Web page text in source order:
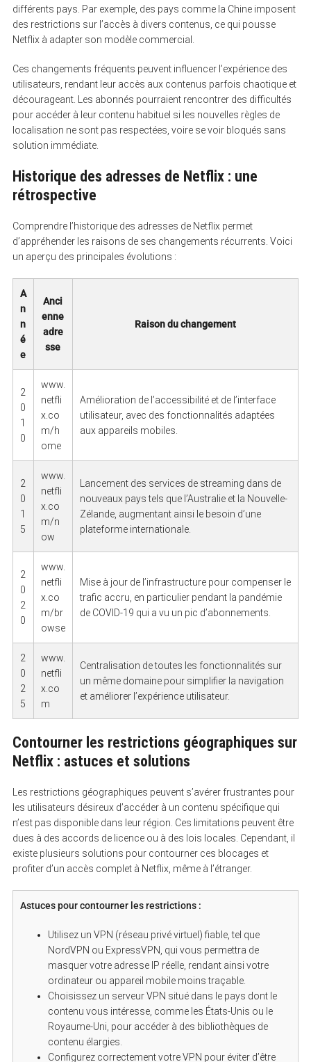
différents pays. Par exemple, des pays comme la Chine imposent
des restrictions sur l’accès à divers contenus, ce qui pousse
Netflix à adapter son modèle commercial.
Ces changements fréquents peuvent influencer l’expérience des
utilisateurs, rendant leur accès aux contenus parfois chaotique et
décourageant. Les abonnés pourraient rencontrer des difficultés
pour accéder à leur contenu habituel si les nouvelles règles de
localisation ne sont pas respectées, voire se voir bloqués sans
solution immédiate.
Historique des adresses de Netflix : une
rétrospective
Comprendre l’historique des adresses de Netflix permet
d’appréhender les raisons de ses changements récurrents. Voici
un aperçu des principales évolutions :
A
n
n
é
e
Anci
enne
adre
sse
Raison du changement
2
0
1
0
www.
netfli
x.co
m/h
ome
Amélioration de l’accessibilité et de l’interface
utilisateur, avec des fonctionnalités adaptées
aux appareils mobiles.
2
0
1
5
www.
netfli
x.co
m/n
ow
Lancement des services de streaming dans de
nouveaux pays tels que l’Australie et la Nouvelle-
Zélande, augmentant ainsi le besoin d’une
plateforme internationale.
2
0
2
0
www.
netfli
x.co
m/br
owse
Mise à jour de l’infrastructure pour compenser le
trafic accru, en particulier pendant la pandémie
de COVID-19 qui a vu un pic d’abonnements.
2
0
2
5
www.
netfli
x.co
m
Centralisation de toutes les fonctionnalités sur
un même domaine pour simplifier la navigation
et améliorer l’expérience utilisateur.
Contourner les restrictions géographiques sur
Netflix : astuces et solutions
Les restrictions géographiques peuvent s’avérer frustrantes pour
les utilisateurs désireux d’accéder à un contenu spécifique qui
n’est pas disponible dans leur région. Ces limitations peuvent être
dues à des accords de licence ou à des lois locales. Cependant, il
existe plusieurs solutions pour contourner ces blocages et
profiter d’un accès complet à Netflix, même à l’étranger.
Astuces pour contourner les restrictions :
Utilisez un VPN (réseau privé virtuel) fiable, tel que
NordVPN ou ExpressVPN, qui vous permettra de
masquer votre adresse IP réelle, rendant ainsi votre
ordinateur ou appareil mobile moins traçable.
Choisissez un serveur VPN situé dans le pays dont le
contenu vous intéresse, comme les États-Unis ou le
Royaume-Uni, pour accéder à des bibliothèques de
contenu élargies.
Configurez correctement votre VPN pour éviter d’être
e
c
h
r
: